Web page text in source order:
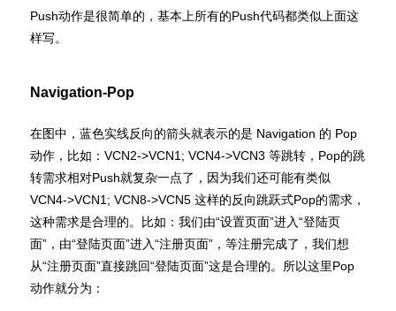
Push动作是很简单的，基本上所有的Push代码都类似上面这
样写。
Navigation-Pop
在图中，蓝色实线反向的箭头就表示的是 Navigation 的 Pop
动作，比如：VCN2->VCN1; VCN4->VCN3 等跳转，Pop的跳
转需求相对Push就复杂一点了，因为我们还可能有类似
VCN4->VCN1; VCN8->VCN5 这样的反向跳跃式Pop的需求，
这种需求是合理的。比如：我们由“设置页面”进入“登陆页
面”，由“登陆页面”进入“注册页面”，等注册完成了，我们想
从“注册页面”直接跳回“登陆页面”这是合理的。所以这里Pop
动作就分为：